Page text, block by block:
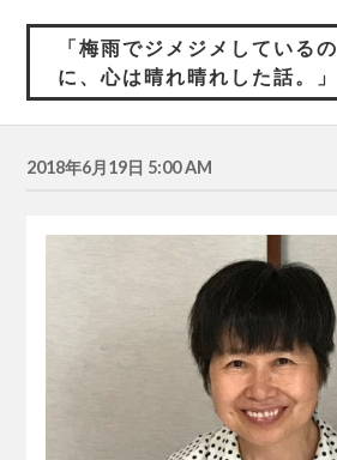
「梅雨でジメジメしているの
に、心は晴れ晴れした話。」
2018年6月19日 5:00 AM